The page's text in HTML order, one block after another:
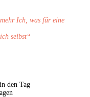
Ich, was für eine
selbst“
den Tag